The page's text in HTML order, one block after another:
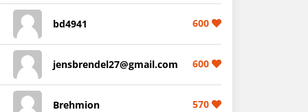
bd4941 600
jensbrendel27@gmail.com 600
Brehmion 570